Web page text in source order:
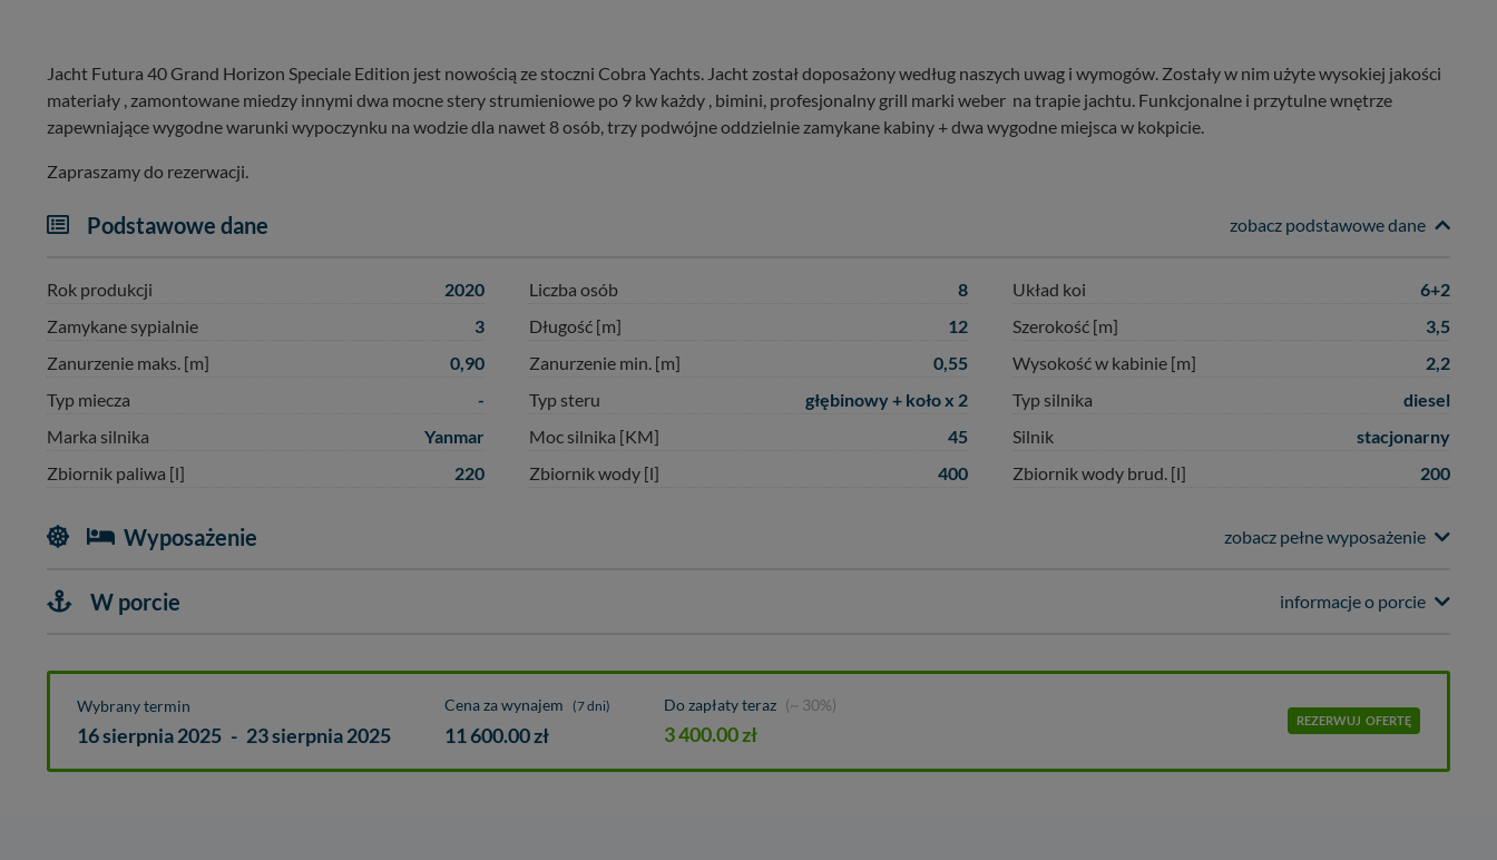
Jacht Futura 40 Grand Horizon Speciale Edition jest nowością ze stoczni Cobra Yachts. Jacht został doposażony według naszych uwag i wymogów. Zostały w nim użyte wysokiej jakości
materiały , zamontowane miedzy innymi dwa mocne stery strumieniowe po 9 kw każdy , bimini, profesjonalny grill marki weber na trapie jachtu. Funkcjonalne i przytulne wnętrze
zapewniające wygodne warunki wypoczynku na wodzie dla nawet 8 osób, trzy podwójne oddzielnie zamykane kabiny + dwa wygodne miejsca w kokpicie.
Zapraszamy do rezerwacji.
Podstawowe dane zobacz podstawowe dane
Rok produkcji 2020 Liczba osób 8 Układ koi
6+2
Zamykane sypialnie
3 Długość [m] 12 Szerokość [m]
3,5
Zanurzenie maks. [m]
0,90 Zanurzenie min. [m] 0,55 Wysokość w kabinie [m]
2,2
Typ miecza
- Typ steru głębinowy + koło x 2 Typ silnika
diesel
Marka silnika
Yanmar Moc silnika [KM] 45 Silnik
stacjonarny
Zbiornik paliwa [l]
220 Zbiornik wody [l] 400 Zbiornik wody brud. [l] 200
Wyposażenie zobacz pełne wyposażenie
W porcie informacje o porcie
Wybrany termin
16 sierpnia 2025 - 23 sierpnia 2025
Cena za wynajem (7 dni)
11 600.00zł
Do zapłaty teraz (~ 30%)
3 400.00zł
REZERWUJ OFERTĘ
Dziękujemy, i życzmy miłego odkrywania Mazur na nowo...